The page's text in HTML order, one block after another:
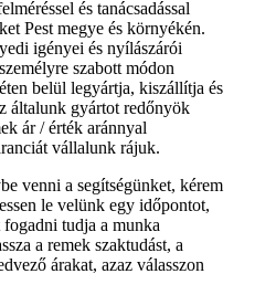
és tanácsadással
Pest megye és környékén.
igényei és nyílászárói
szabott módon
belül legyártja, kiszállítja és
általunk gyártot redőnyök
ár / érték aránnyal
vállalunk rájuk.
venni a segítségünket, kérem
le velünk egy időpontot,
tudja a munka
a remek szaktudást, a
árakat, azaz válasszon